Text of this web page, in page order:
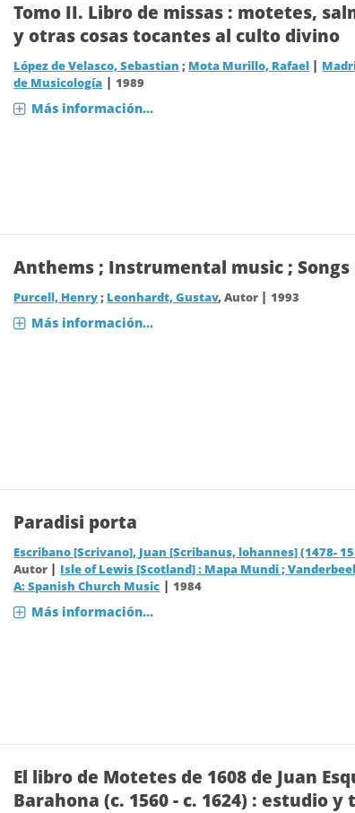
Tomo II. Libro de missas : motetes,
y otras cosas tocantes al culto divino
López de Velasco, Sebastian ; Mota Murillo, Rafael |
de Musicología |1989
Más información...
Anthems ; Instrumental music ; Songs
Purcell, Henry; Leonhardt, Gustav, Autor |1993
Más información...
Paradisi porta
Escribano [Scrivano], Juan [Scribanus, lohannes] (1478-
Autor | Isle of Lewis [Scotland] : Mapa Mundi ;
A: Spanish Church Music |1984
Más información...
El libro de Motetes de 1608 de Juan
Barahona (c. 1560 - c. 1624) : estudio